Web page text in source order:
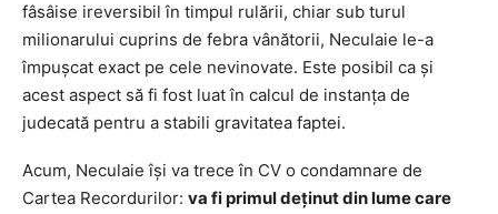
fâsâise ireversibil în timpul rulării, chiar sub turul
milionarului cuprins de febra vânătorii, Neculaie le-a
împușcat exact pe cele nevinovate. Este posibil ca și
acest aspect să fi fost luat în calcul de instanța de
judecată pentru a stabili gravitatea faptei.
Acum, Neculaie își va trece în CV o condamnare de
Cartea Recordurilor: va fi primul deținut din lume care